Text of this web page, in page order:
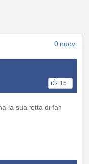
0 nuovi
15
la sua fetta di fan